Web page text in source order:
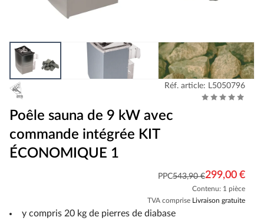
Réf. article: L5050796
Poêle sauna de 9 kW avec
commande intégrée KIT
ÉCONOMIQUE 1
PPC543,90 €299,00 €
Contenu: 1 pièce
TVA comprise Livraison gratuite
y compris 20 kg de pierres de diabase